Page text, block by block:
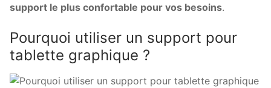
support le plus confortable pour vos besoins.
Pourquoi utiliser un support pour
tablette graphique ?